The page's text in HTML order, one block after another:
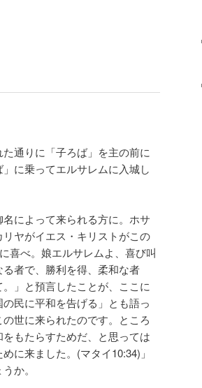
通りに「子ろば」を主の前に
に乗ってエルサレムに入城し
によって来られる方に。ホサ
ヤがイエス・キリストがこの
喜べ。娘エルサレムよ、喜び叫
者で、勝利を得、柔和な者
」と預言したことが、ここに
民に平和を告げる」とも語っ
世に来られたのです。ところ
もたらすためだ、と思っては
に来ました。(マタイ10:34)」
か。